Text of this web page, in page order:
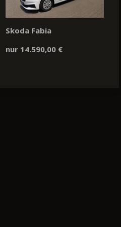
Skoda Fabia
nur 14.590,00 €